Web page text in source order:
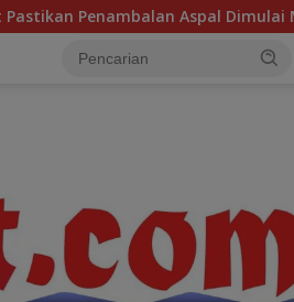
Aspal Dimulai Malam Ini